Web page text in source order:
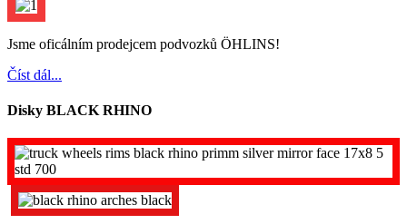
Jsme oficálním prodejcem podvozků ÖHLINS!
Číst dál...
Disky BLACK RHINO